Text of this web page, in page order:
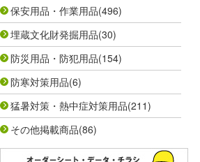
保安用品・作業用品(496)
埋蔵文化財発掘用品(30)
防災用品・防犯用品(154)
防寒対策用品(6)
猛暑対策・熱中症対策用品(211)
その他掲載商品(86)